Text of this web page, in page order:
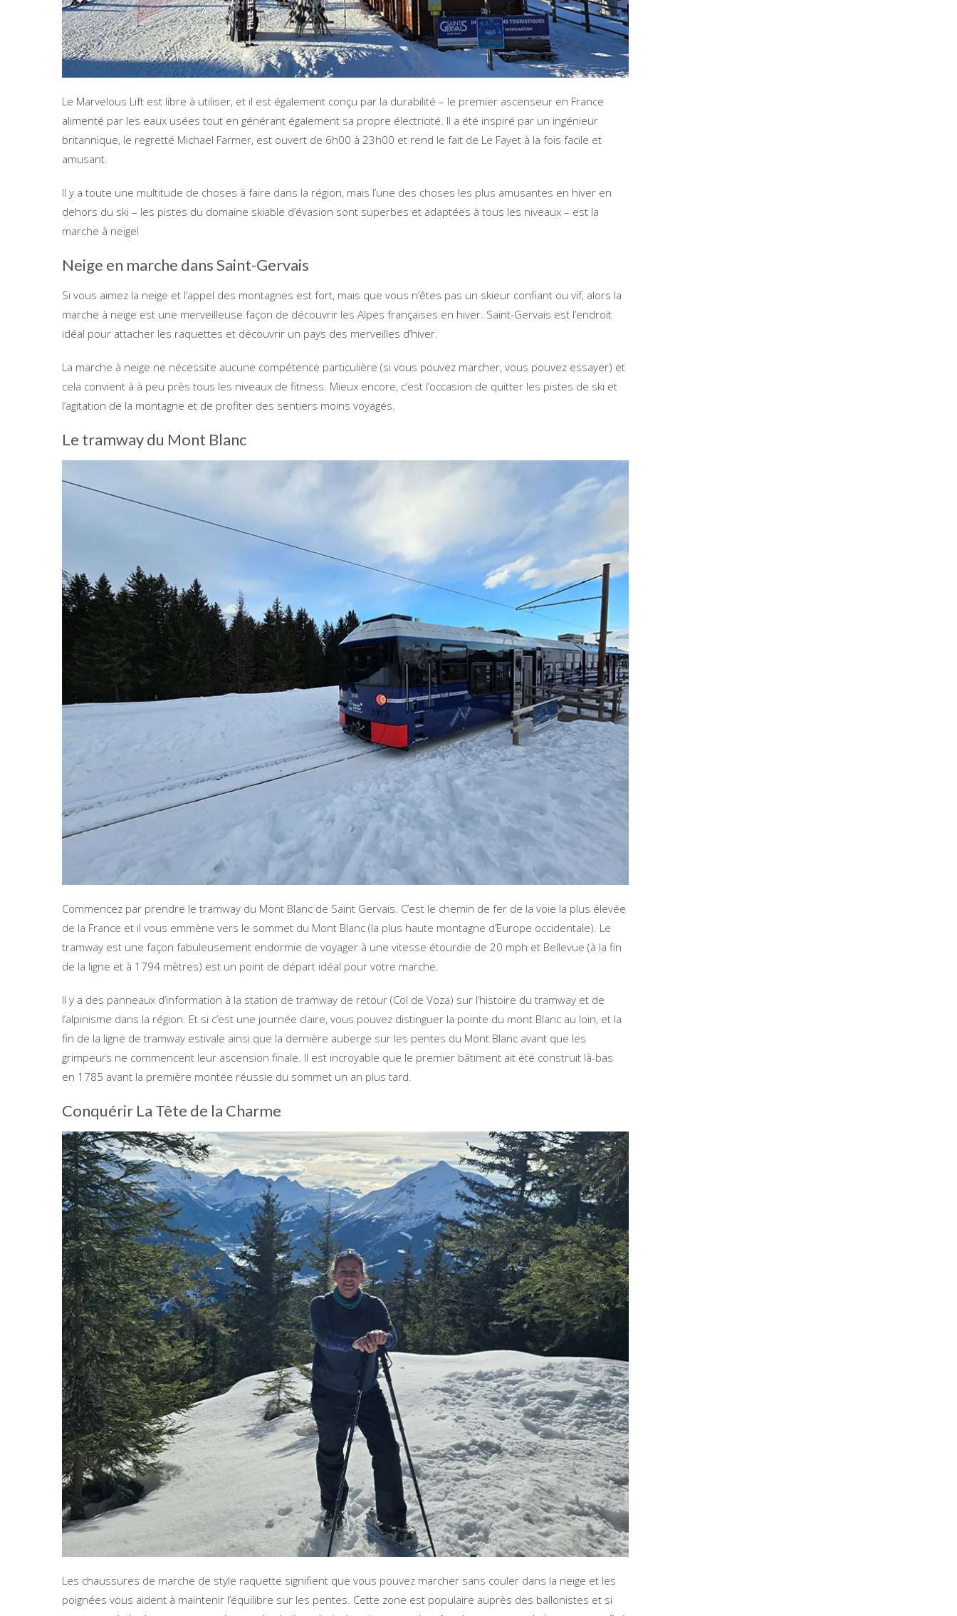
Le Marvelous Lift est libre à utiliser, et il est également conçu par la durabilité – le premier ascenseur en France
alimenté par les eaux usées tout en générant également sa propre électricité. Il a été inspiré par un ingénieur
britannique, le regretté Michael Farmer, est ouvert de 6h00 à 23h00 et rend le fait de Le Fayet à la fois facile et
amusant.
Il y a toute une multitude de choses à faire dans la région, mais l’une des choses les plus amusantes en hiver en
dehors du ski – les pistes du domaine skiable d’évasion sont superbes et adaptées à tous les niveaux – est la
marche à neige!
Neige en marche dans Saint-Gervais
Si vous aimez la neige et l’appel des montagnes est fort, mais que vous n’êtes pas un skieur confiant ou vif, alors la
marche à neige est une merveilleuse façon de découvrir les Alpes françaises en hiver. Saint-Gervais est l’endroit
idéal pour attacher les raquettes et découvrir un pays des merveilles d’hiver.
La marche à neige ne nécessite aucune compétence particulière (si vous pouvez marcher, vous pouvez essayer) et
cela convient à à peu près tous les niveaux de fitness. Mieux encore, c’est l’occasion de quitter les pistes de ski et
l’agitation de la montagne et de profiter des sentiers moins voyagés.
Le tramway du Mont Blanc
Commencez par prendre le tramway du Mont Blanc de Saint Gervais. C’est le chemin de fer de la voie la plus élevée
de la France et il vous emmène vers le sommet du Mont Blanc (la plus haute montagne d’Europe occidentale). Le
tramway est une façon fabuleusement endormie de voyager à une vitesse étourdie de 20 mph et Bellevue (à la fin
de la ligne et à 1794 mètres) est un point de départ idéal pour votre marche.
Il y a des panneaux d’information à la station de tramway de retour (Col de Voza) sur l’histoire du tramway et de
l’alpinisme dans la région. Et si c’est une journée claire, vous pouvez distinguer la pointe du mont Blanc au loin, et la
fin de la ligne de tramway estivale ainsi que la dernière auberge sur les pentes du Mont Blanc avant que les
grimpeurs ne commencent leur ascension finale. Il est incroyable que le premier bâtiment ait été construit là-bas
en 1785 avant la première montée réussie du sommet un an plus tard.
Conquérir La Tête de la Charme
Les chaussures de marche de style raquette signifient que vous pouvez marcher sans couler dans la neige et les
poignées vous aident à maintenir l’équilibre sur les pentes. Cette zone est populaire auprès des ballonistes et si